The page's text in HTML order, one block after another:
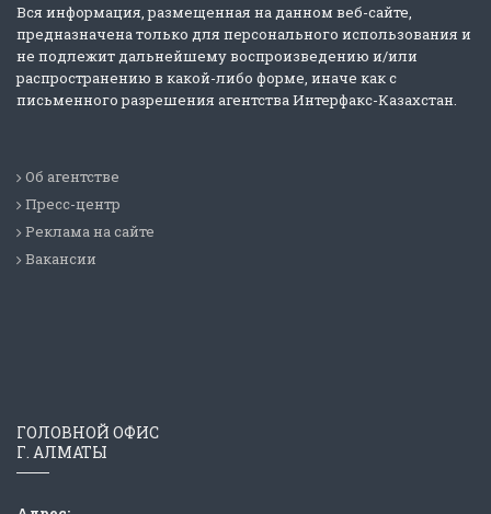
Вся информация, размещенная на данном веб-сайте,
предназначена только для персонального использования и
не подлежит дальнейшему воспроизведению и/или
распространению в какой-либо форме, иначе как с
письменного разрешения агентства Интерфакс-Казахстан.
Об агентстве
Пресс-центр
Реклама на сайте
Вакансии
ГОЛОВНОЙ ОФИС
Г. АЛМАТЫ